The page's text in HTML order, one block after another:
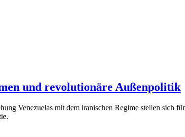
und revolutionäre Außenpolitik
Venezuelas mit dem iranischen Regime stellen sich